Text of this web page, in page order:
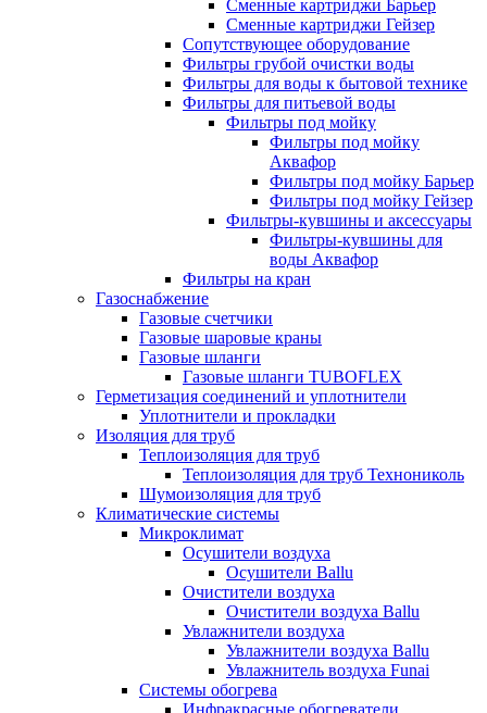
Сменные картриджи Барьер
Сменные картриджи Гейзер
Сопутствующее оборудование
Фильтры грубой очистки воды
Фильтры для воды к бытовой технике
Фильтры для питьевой воды
Фильтры под мойку
Фильтры под мойку
Аквафор
Фильтры под мойку Барьер
Фильтры под мойку Гейзер
Фильтры-кувшины и аксессуары
Фильтры-кувшины для
воды Аквафор
Фильтры на кран
Газоснабжение
Газовые счетчики
Газовые шаровые краны
Газовые шланги
Газовые шланги TUBOFLEX
Герметизация соединений и уплотнители
Уплотнители и прокладки
Изоляция для труб
Теплоизоляция для труб
Теплоизоляция для труб Технониколь
Шумоизоляция для труб
Климатические системы
Микроклимат
Осушители воздуха
Осушители Ballu
Очистители воздуха
Очистители воздуха Ballu
Увлажнители воздуха
Увлажнители воздуха Ballu
Увлажнитель воздуха Funai
Системы обогрева